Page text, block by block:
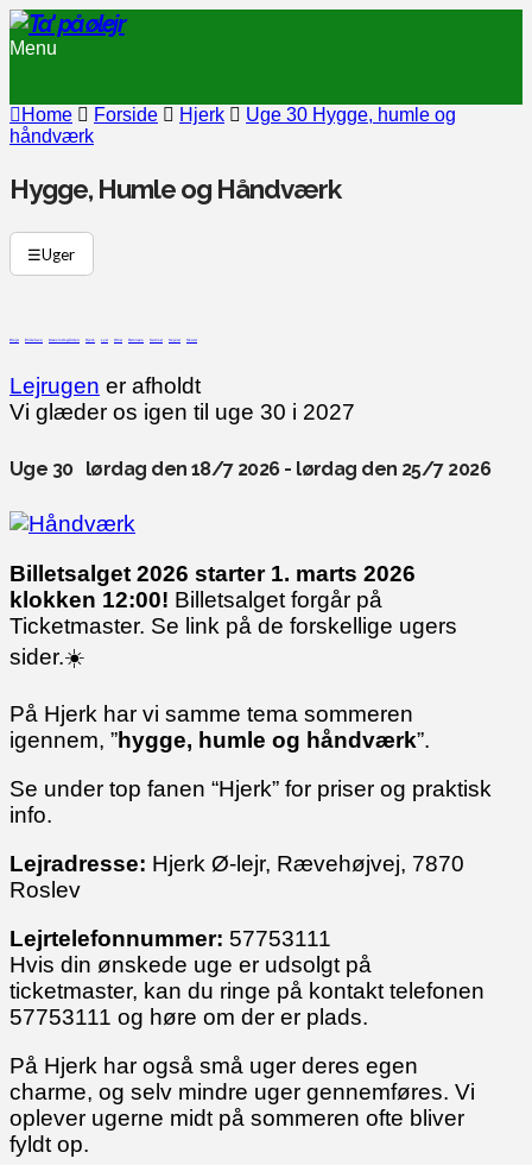
Menu
Home Forside Hjerk
Uge 30 Hygge, humle og
håndværk
Hygge, Humle og Håndværk
☰Uger
Drejø Endelave Græsrodsgården Hjerk Lyø Omø Røsnæs Samsø Sejerø Skarø
Lejrugen er afholdt
Vi glæder os igen til uge 30 i 2027
Uge 30 lørdag den 18/7 2026 - lørdag den 25/7 2026
Billetsalget 2026 starter 1. marts 2026
klokken 12:00! Billetsalget forgår på
Ticketmaster. Se link på de forskellige ugers
sider.☀️
På Hjerk har vi samme tema sommeren
igennem, ”hygge, humle og håndværk”.
Se under top fanen “Hjerk” for priser og praktisk
info.
Lejradresse: Hjerk Ø-lejr, Rævehøjvej, 7870
Roslev
Lejrtelefonnummer: 57753111
Hvis din ønskede uge er udsolgt på
ticketmaster, kan du ringe på kontakt telefonen
57753111 og høre om der er plads.
På Hjerk har også små uger deres egen
charme, og selv mindre uger gennemføres. Vi
oplever ugerne midt på sommeren ofte bliver
fyldt op.